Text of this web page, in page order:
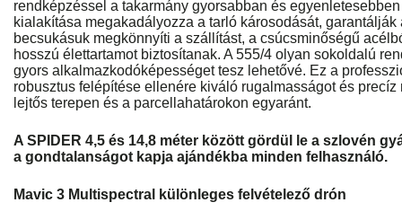
rendképzéssel a takarmány gyorsabban és
kialakítása megakadályozza a tarló károsodását,
becsukásuk megkönnyíti a szállítást, a csúcsminőségű
hosszú élettartamot biztosítanak. A 555/4 olyan sokoldalú
gyors alkalmazkodóképességet tesz lehetővé. Ez a
robusztus felépítése ellenére kiváló rugalmasságot és
lejtős terepen és a parcellahatárokon egyaránt.
A SPIDER 4,5 és 14,8 méter között gördül le a szlovén
a gondtalanságot kapja ajándékba minden felhasználó.
Mavic 3 Multispectral különleges felvételező drón